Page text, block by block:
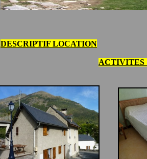
DESCRIPTIF LOCATION
ACTIVITES